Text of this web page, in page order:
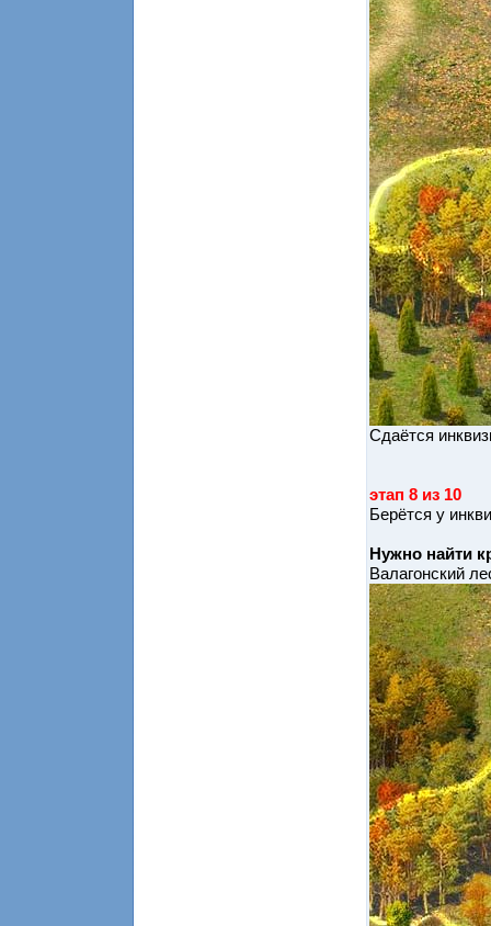
Сдаётся
этап 8 из 10
Берётся у
Нужно найти
Валагонский